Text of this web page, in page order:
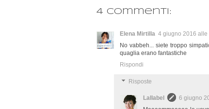
4 commenti:
Elena Mirtilla 4 giugno 2016 alle
No vabbeh... siete troppo
quaglia erano fantastiche
Rispondi
Risposte
Lallabel
6 giugno